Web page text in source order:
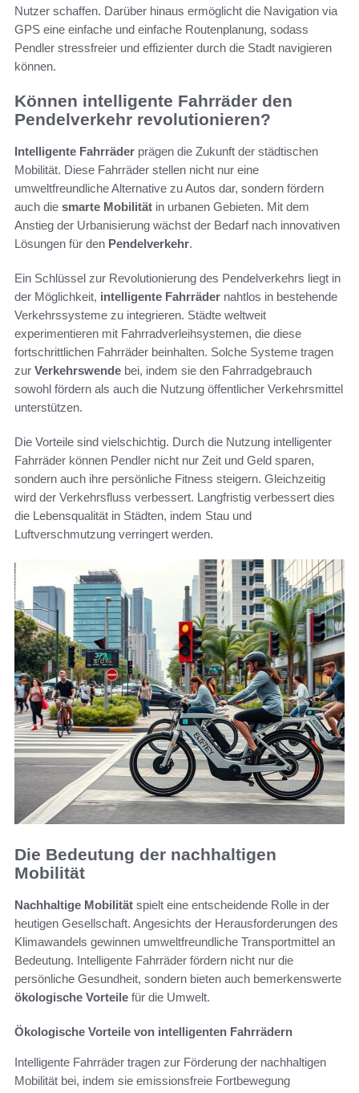
Nutzer schaffen. Darüber hinaus ermöglicht die Navigation via
GPS eine einfache und einfache Routenplanung, sodass
Pendler stressfreier und effizienter durch die Stadt navigieren
können.
Können intelligente Fahrräder den
Pendelverkehr revolutionieren?
Intelligente Fahrräder prägen die Zukunft der städtischen
Mobilität. Diese Fahrräder stellen nicht nur eine
umweltfreundliche Alternative zu Autos dar, sondern fördern
auch die smarte Mobilität in urbanen Gebieten. Mit dem
Anstieg der Urbanisierung wächst der Bedarf nach innovativen
Lösungen für den Pendelverkehr.
Ein Schlüssel zur Revolutionierung des Pendelverkehrs liegt in
der Möglichkeit, intelligente Fahrräder nahtlos in bestehende
Verkehrssysteme zu integrieren. Städte weltweit
experimentieren mit Fahrradverleihsystemen, die diese
fortschrittlichen Fahrräder beinhalten. Solche Systeme tragen
zur Verkehrswende bei, indem sie den Fahrradgebrauch
sowohl fördern als auch die Nutzung öffentlicher Verkehrsmittel
unterstützen.
Die Vorteile sind vielschichtig. Durch die Nutzung intelligenter
Fahrräder können Pendler nicht nur Zeit und Geld sparen,
sondern auch ihre persönliche Fitness steigern. Gleichzeitig
wird der Verkehrsfluss verbessert. Langfristig verbessert dies
die Lebensqualität in Städten, indem Stau und
Luftverschmutzung verringert werden.
Die Bedeutung der nachhaltigen
Mobilität
Nachhaltige Mobilität spielt eine entscheidende Rolle in der
heutigen Gesellschaft. Angesichts der Herausforderungen des
Klimawandels gewinnen umweltfreundliche Transportmittel an
Bedeutung. Intelligente Fahrräder fördern nicht nur die
persönliche Gesundheit, sondern bieten auch bemerkenswerte
ökologische Vorteile für die Umwelt.
Ökologische Vorteile von intelligenten Fahrrädern
Intelligente Fahrräder tragen zur Förderung der nachhaltigen
Mobilität bei, indem sie emissionsfreie Fortbewegung